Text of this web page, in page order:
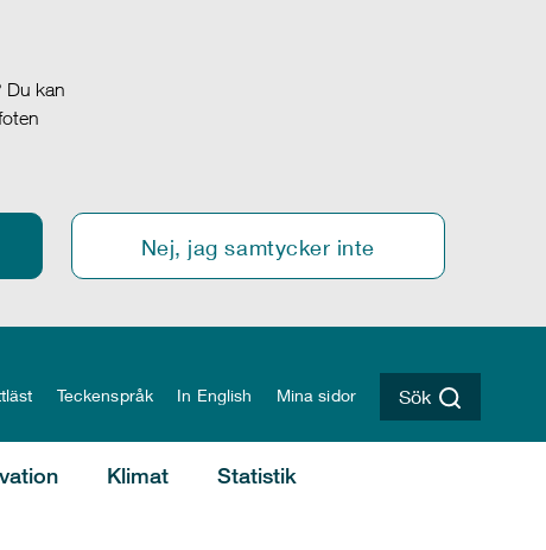
Du kan
Nej, jag samtycker inte
Teckenspråk In English Mina sidor Sök
Klimat Statistik